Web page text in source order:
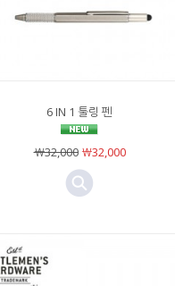
6 IN 1 툴링 펜
￦32,000￦32,000